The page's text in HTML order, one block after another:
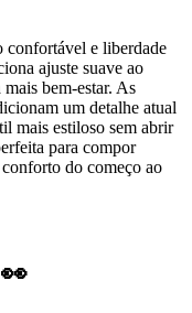
confortável e liberdade
ajuste suave ao
bem-estar. As
um detalhe atual
mais estiloso sem abrir
para compor
do começo ao